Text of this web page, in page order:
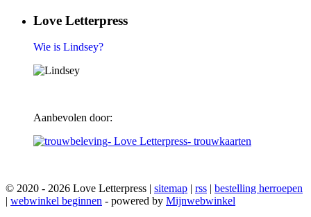
Love Letterpress
Wie is Lindsey?
Aanbevolen door:
© 2020 - 2026 Love Letterpress | sitemap | rss | bestelling herroepen
| webwinkel beginnen - powered by Mijnwebwinkel